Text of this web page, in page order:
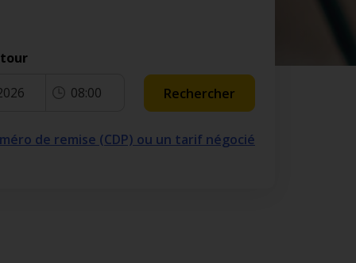
08:00 Rechercher
de remise (CDP) ou un tarif négocié